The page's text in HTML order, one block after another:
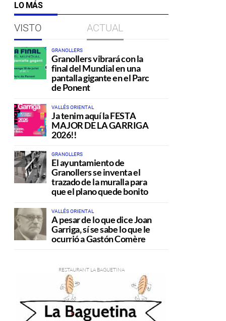
LO MÁS
VISTO ACTUAL
GRANOLLERS
Granollers vibrará con la
final del Mundial en una
pantalla gigante en el Parc
de Ponent
VALLÉS ORIENTAL
Ja tenim aquí la FESTA
MAJOR DE LA GARRIGA
2026!!
GRANOLLERS
El ayuntamiento de
Granollers se inventa el
trazado de la muralla para
que el plano quede bonito
VALLÉS ORIENTAL
A pesar de lo que dice Joan
Garriga, sí se sabe lo que le
ocurrió a Gastón Comère